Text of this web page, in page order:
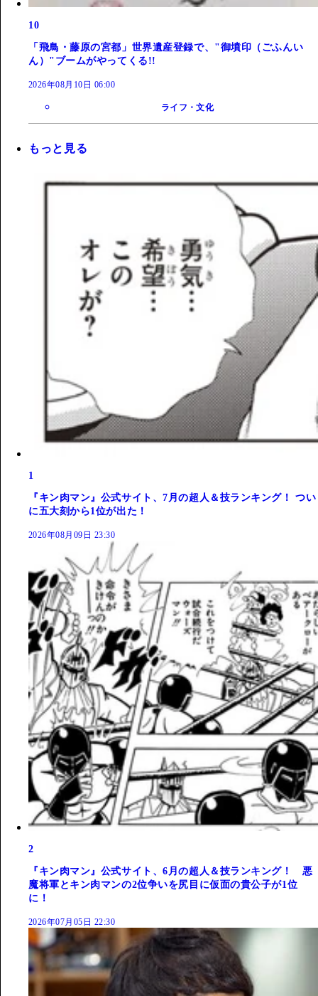
10
「飛鳥・藤原の宮都」世界遺産登録で、"御墳印（ごふんい
ん）"ブームがやってくる!!
2026年08月10日 06:00
ライフ・文化
もっと見る
1
『キン肉マン』公式サイト、7月の超人＆技ランキング！ つい
に五大刻から1位が出た！
2026年08月09日 23:30
2
『キン肉マン』公式サイト、6月の超人＆技ランキング！ 悪
魔将軍とキン肉マンの2位争いを尻目に仮面の貴公子が1位
に！
2026年07月05日 22:30